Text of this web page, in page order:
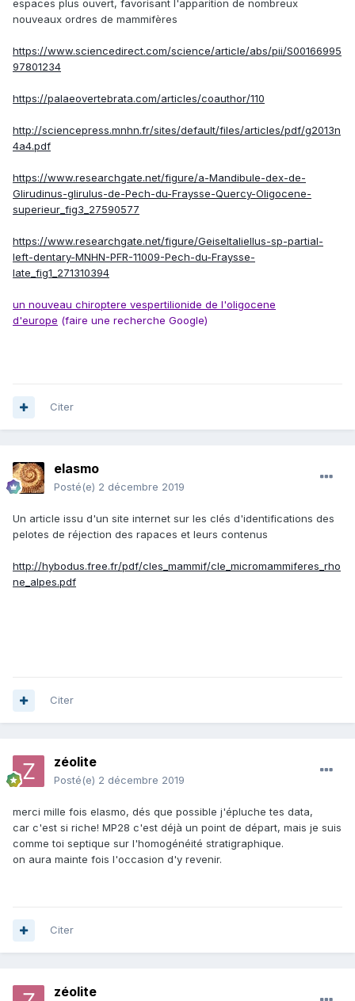
espaces plus ouvert, favorisant l'apparition de nombreux
nouveaux ordres de mammifères
https://www.sciencedirect.com/science/article/abs/pii/S00166995
97801234
https://palaeovertebrata.com/articles/coauthor/110
http://sciencepress.mnhn.fr/sites/default/files/articles/pdf/g2013n
4a4.pdf
https://www.researchgate.net/figure/a-Mandibule-dex-de-
Glirudinus-glirulus-de-Pech-du-Fraysse-Quercy-Oligocene-
superieur_fig3_27590577
https://www.researchgate.net/figure/Geiseltaliellus-sp-partial-
left-dentary-MNHN-PFR-11009-Pech-du-Fraysse-
late_fig1_271310394
un nouveau chiroptere vespertilionide de l'oligocene
d'europe (faire une recherche Google)
Citer
elasmo
Posté(e) 2 décembre 2019
Un article issu d'un site internet sur les clés d'identifications des
pelotes de réjection des rapaces et leurs contenus
http://hybodus.free.fr/pdf/cles_mammif/cle_micromammiferes_rho
ne_alpes.pdf
Citer
zéolite
Posté(e) 2 décembre 2019
merci mille fois elasmo, dés que possible j'épluche tes data,
car c'est si riche! MP28 c'est déjà un point de départ, mais je suis
comme toi septique sur l'homogénéité stratigraphique.
on aura mainte fois l'occasion d'y revenir.
Citer
zéolite